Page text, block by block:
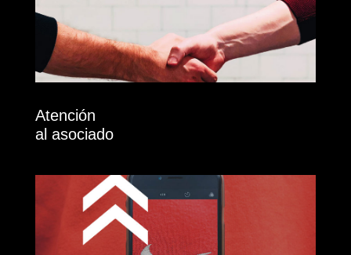
Atención
al asociado